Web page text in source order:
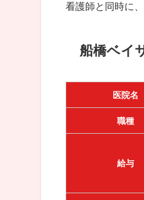
看護師と同時に
船橋ベイ
医院名
職種
給与